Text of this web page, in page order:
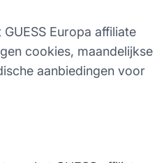
Europa affiliate
cookies, maandelijkse
aanbiedingen voor